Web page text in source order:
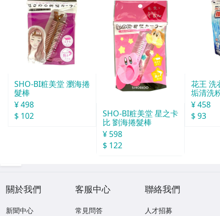
SHO-BI粧美堂 瀏海捲
髮棒
¥ 498
$ 102
SHO-BI粧美堂 星之卡
比 劉海捲髮棒
¥ 598
$ 122
花王 洗
垢清洗
¥ 458
$ 93
關於我們
新聞中心
客服中心
常見問答
聯絡我們
人才招募